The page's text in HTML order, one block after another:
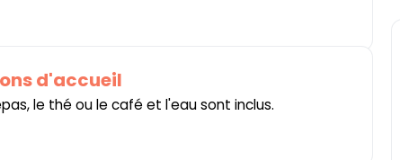
d'accueil
le thé ou le café et l'eau sont inclus.